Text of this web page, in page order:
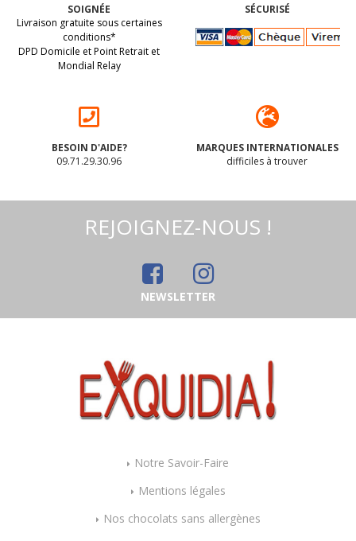
SOIGNÉE
Livraison gratuite sous certaines
conditions*
DPD Domicile et Point Retrait et
Mondial Relay
SÉCURISÉ
BESOIN D'AIDE?
09.71.29.30.96
MARQUES INTERNATIONALES
difficiles à trouver
REJOIGNEZ-NOUS !
NEWSLETTER
Notre Savoir-Faire
Mentions légales
Nos chocolats sans allergènes